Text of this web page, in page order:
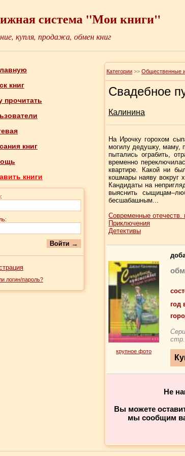
система "Мои книги"
купля, продажа, обмен книг
книг
прочитать
книг
книги
логин/пароль?
Категории >> Общественные
Свадебное
Калинина
На Ирочку горохом
могилу дедушку, маму,
пытались ограбить,
временно
квартире. Какой ни
кошмары наяву вокруг
Кандидаты на
выяснить
бесшабашным...
Современные отечеств.
Приключения
Детективы
крупное фото
год
Не
Вы можете
мы сообщим